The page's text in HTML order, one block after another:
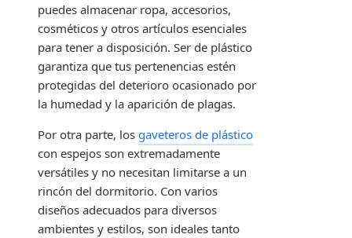
puedes almacenar ropa, accesorios,
cosméticos y otros artículos esenciales
para tener a disposición. Ser de plástico
garantiza que tus pertenencias estén
protegidas del deterioro ocasionado por
la humedad y la aparición de plagas.
Por otra parte, los gaveteros de plástico
con espejos son extremadamente
versátiles y no necesitan limitarse a un
rincón del dormitorio. Con varios
diseños adecuados para diversos
ambientes y estilos, son ideales tanto